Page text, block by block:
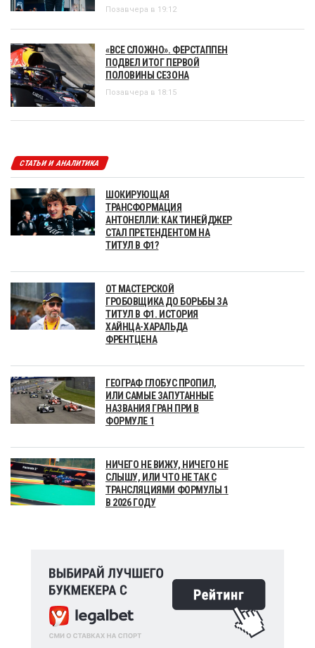
Позавчера в 19:12
«ВСЕ СЛОЖНО». ФЕРСТАППЕН
ПОДВЕЛ ИТОГ ПЕРВОЙ
ПОЛОВИНЫ СЕЗОНА
Позавчера в 18:15
СТАТЬИ И АНАЛИТИКА
ШОКИРУЮЩАЯ
ТРАНСФОРМАЦИЯ
АНТОНЕЛЛИ: КАК ТИНЕЙДЖЕР
СТАЛ ПРЕТЕНДЕНТОМ НА
ТИТУЛ В Ф1?
ОТ МАСТЕРСКОЙ
ГРОБОВЩИКА ДО БОРЬБЫ ЗА
ТИТУЛ В Ф1. ИСТОРИЯ
ХАЙНЦА-ХАРАЛЬДА
ФРЕНТЦЕНА
ГЕОГРАФ ГЛОБУС ПРОПИЛ,
ИЛИ САМЫЕ ЗАПУТАННЫЕ
НАЗВАНИЯ ГРАН ПРИ В
ФОРМУЛЕ 1
НИЧЕГО НЕ ВИЖУ, НИЧЕГО НЕ
СЛЫШУ, ИЛИ ЧТО НЕ ТАК С
ТРАНСЛЯЦИЯМИ ФОРМУЛЫ 1
В 2026 ГОДУ